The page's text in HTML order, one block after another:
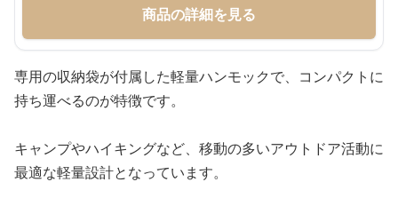
商品の詳細を見る
専用の収納袋が付属した軽量ハンモックで、コンパクトに
持ち運べるのが特徴です。
キャンプやハイキングなど、移動の多いアウトドア活動に
最適な軽量設計となっています。